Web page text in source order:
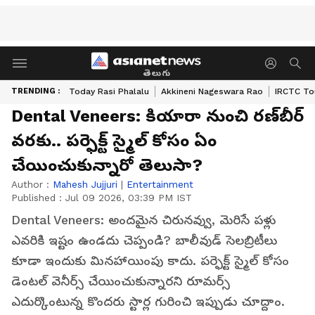
తెలుగు
TRENDING : Today Rasi Phalalu Akkineni Nageswara Rao IRCTC
Dental Veneers: కియారా నుంచి రణ్‌బీర్
వరకు.. పర్ఫెక్ట్ స్మైల్ కోసం ఏం
చేయించుకున్నారో తెలుసా?
Author : Mahesh Jujjuri | Entertainment
Published : Jul 09 2026, 03:39 PM IST
Dental Veneers: అందమైన చిరునవ్వు, మెరిసే పళ్లు
ఎవరికి ఇష్టం ఉండదు చెప్పండి? బాలీవుడ్ సెలబ్రిటీలు
కూడా ఇందుకు మినహాయింపు కాదు. పర్ఫెక్ట్ స్మైల్ కోసం
డెంటల్ వెనీర్స్ చేయించుకున్నారని రూమర్స్
ఎదుర్కొంటున్న కొందరు స్టార్ల గురించి ఇప్పుడు చూద్దాం.